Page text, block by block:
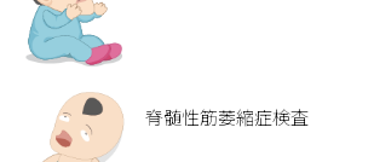
脊髄性筋萎縮症検査